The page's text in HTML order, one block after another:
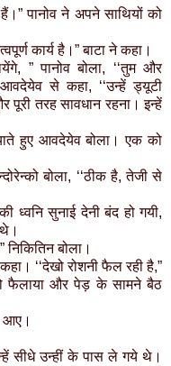
पानोव ने अपने साथियों को
कार्य है।” बाटा ने कहा।
” पानोव बोला, ‘‘तुम और
से कहा, ‘‘उन्हें ड्यूटी
तरह सावधान रहना। इन्हें
हुए आवदेयेव बोला। एक को
बोला, ‘‘ठीक है, तेजी से
सुनाई देनी बंद हो गयी,
निकितिन बोला।
‘‘देखो रोशनी फैल रही है,”
और पेड़ के सामने बैठ
आए।
सीधे उन्हीं के पास ले गये थे।